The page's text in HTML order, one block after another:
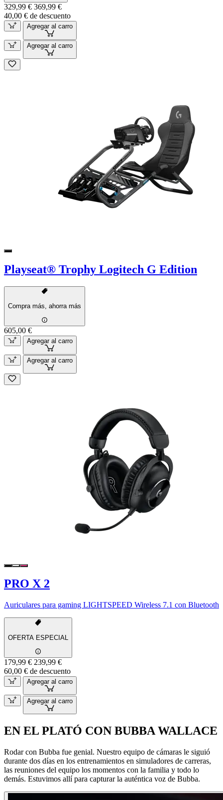
329,99 € 369,99 €
40,00 € de descuento
Agregar al carro
Agregar al carro
Playseat® Trophy Logitech G Edition
Compra más, ahorra más
605,00 €
Agregar al carro
Agregar al carro
PRO X 2
Auriculares para gaming LIGHTSPEED Wireless 7.1 con Bluetooth
OFERTA ESPECIAL
179,99 € 239,99 €
60,00 € de descuento
Agregar al carro
Agregar al carro
EN EL PLATÓ CON BUBBA WALLACE
Rodar con Bubba fue genial. Nuestro equipo de cámaras le siguió
durante dos días en los entrenamientos en simuladores de carreras,
las reuniones del equipo los momentos con la familia y todo lo
demás. Estuvimos allí para capturar la auténtica voz de Bubba.